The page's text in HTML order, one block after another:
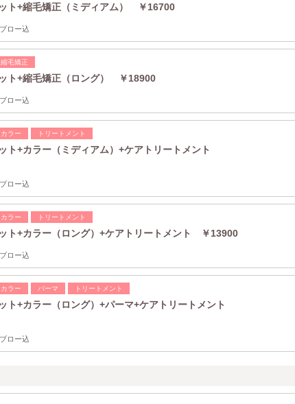
ト+縮毛矯正（ミディアム） ￥16700
ロー込
縮毛矯正
ト+縮毛矯正（ロング） ￥18900
ロー込
カラー トリートメント
ト+カラー（ミディアム）+ケアトリートメント
ロー込
カラー トリートメント
ト+カラー（ロング）+ケアトリートメント ￥13900
ロー込
カラー パーマ トリートメント
ト+カラー（ロング）+パーマ+ケアトリートメント
ロー込